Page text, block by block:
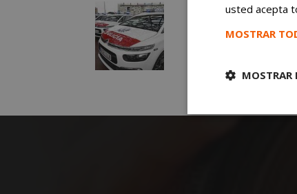
usted acepta
MOSTRAR
MOSTRAR
Cookies